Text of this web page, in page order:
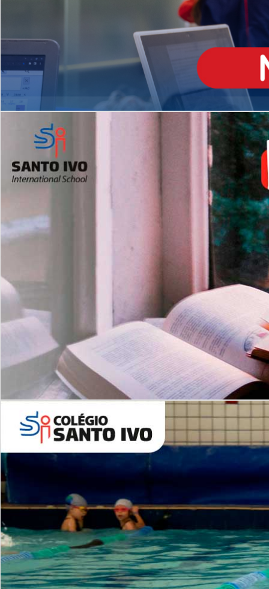
Matrículas Abertas 2026
Leituras Literárias
MÉDIO
igh School
Dupla Diplomação
2º AO 5º ANO FUNDAMENTAL
es
Com imersão Bilingue - Anos
Finais
6º AO 9º ANO FUNDAMENTAL
Inglês: Turmas Reduzidas
(Proficiência)
ALUNOS NOVOS
Entre em Contato